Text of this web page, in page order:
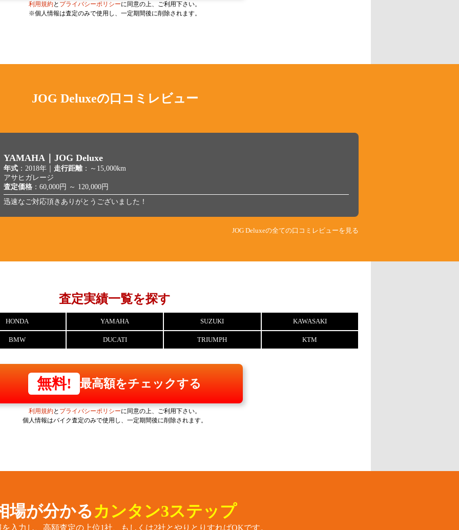
利用規約と プライバシーポリシーに同意の上、ご利用下さい。
※個人情報は査定のみで使用し、一定期間後に削除されます。
JOG Deluxeの 口コミレビュー
YAMAHA｜JOG Deluxe
年式 ：2018年｜ 走行距離：～15,000km
アサヒガレージ
査定価格 ：60,000円 ～ 120,000円
迅速なご対応頂きありがとうございました！
JOG Deluxeの全ての口コミレビューを見る
査定実績一覧を探す
HONDA YAMAHA SUZUKI KAWASAKI
BMW DUCATI TRIUMPH KTM
無料! 最高額をチェックする
利用規約と プライバシーポリシーに同意の上、ご利用下さい。
個人情報はバイク査定のみで使用し、一定期間後に削除されます。
場が分かる カンタン3ステップ
入力し、高額査定の上位1社、もしくは2社とやりとりすればOKです。